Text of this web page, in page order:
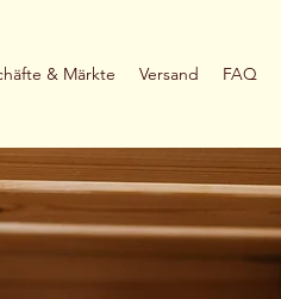
& Märkte Versand FAQ